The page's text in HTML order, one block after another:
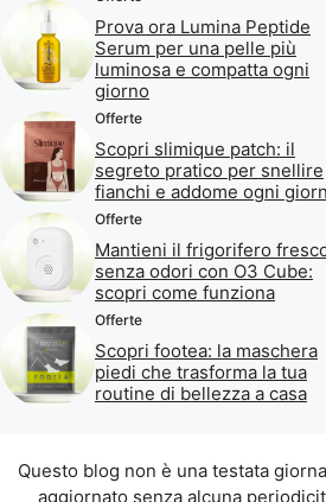
Prova ora Lumina Peptide
Serum per una pelle più
luminosa e compatta ogni
giorno
Offerte
Scopri slimique patch: il
segreto pratico per snellire
fianchi e addome ogni
Offerte
Mantieni il frigorifero
senza odori con O3 Cube:
scopri come funziona
Offerte
Scopri footea: la maschera
piedi che trasforma la tua
routine di bellezza a casa
Questo blog non è una testata
aggiornato senza alcuna